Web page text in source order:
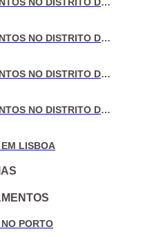
VENDA DE APARTAMENTOS NO DISTRITO DE AVEIRO
VENDA DE APARTAMENTOS NO DISTRITO DE COIMBRA
VENDA DE APARTAMENTOS NO DISTRITO DE LEIRIA
LISBOA
PORTO